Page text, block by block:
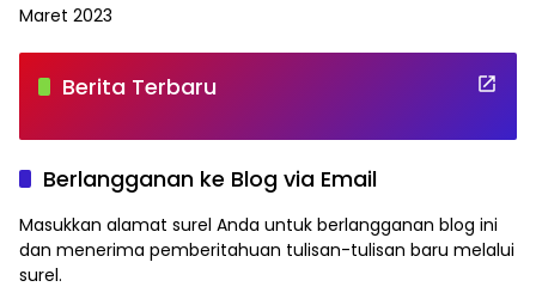
Maret 2023
Berita Terbaru
Berlangganan ke Blog via Email
Masukkan alamat surel Anda untuk berlangganan blog ini
dan menerima pemberitahuan tulisan-tulisan baru melalui
surel.